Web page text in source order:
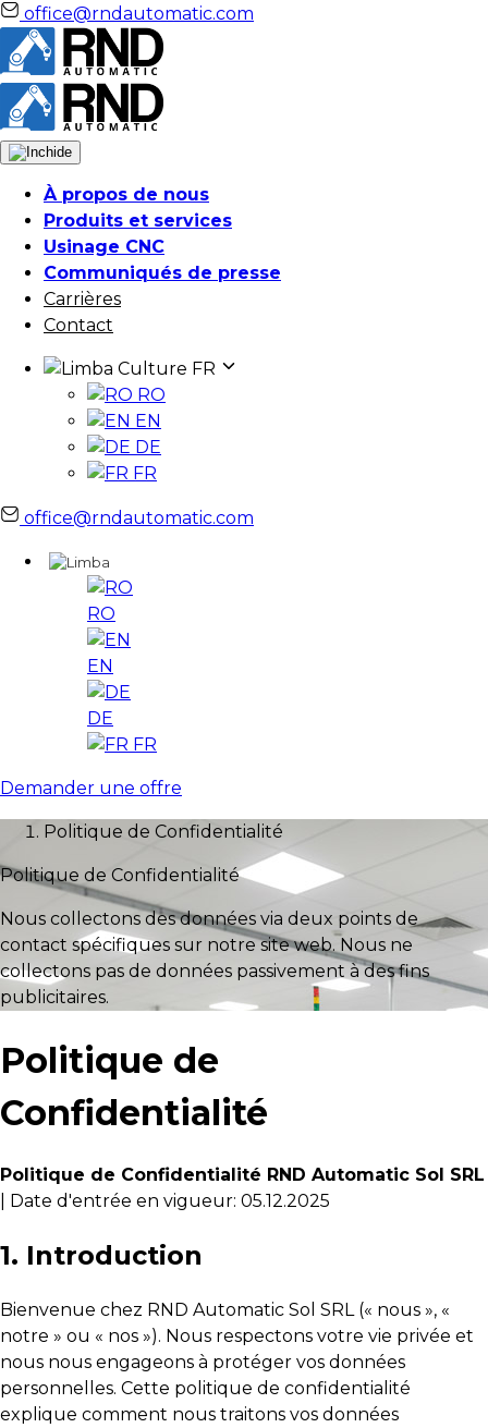
office@rndautomatic.com
À propos de nous
Produits et services
Usinage CNC
Communiqués de presse
Carrières
Contact
Culture FR
RO
EN
DE
FR
office@rndautomatic.com
RO
EN
DE
FR
Demander une offre
Politique de Confidentialité
Politique de Confidentialité
Nous collectons des données via deux points de
contact spécifiques sur notre site web. Nous ne
collectons pas de données passivement à des fins
publicitaires.
Politique de
Confidentialité
Politique de Confidentialité RND Automatic Sol SRL
Date d'entrée en vigueur: 05.12.2025
1. Introduction
Bienvenue chez RND Automatic Sol SRL (« nous », «
notre » ou « nos »). Nous respectons votre vie privée et
nous nous engageons à protéger vos données
personnelles. Cette politique de confidentialité
explique comment nous traitons vos données